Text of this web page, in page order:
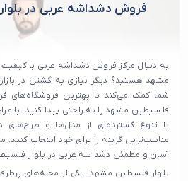
فروش دشداشه عربی در
به دنبال مرکز فروش دشداشه عربی با کیفیت
مشهد هستید؟ دیگر نیازی به گشتن در
شما کمک می‌کند تا بهترین فروشگاه‌های
فلسیطین مشهد را به راحتی پیدا کنید. با
با تنوع گسترده‌ای از مدل‌ها و طرح‌های
مناسب‌ترین گزینه را برای خود انتخاب کنید.
آسان و مطمئن دشداشه عربی در بلوار
بلوار فلسطین مشهد، یکی از محله‌های